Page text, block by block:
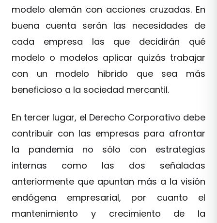
modelo alemán con acciones cruzadas. En
buena cuenta serán las necesidades de
cada empresa las que decidirán qué
modelo o modelos aplicar quizás trabajar
con un modelo hibrido que sea más
beneficioso a la sociedad mercantil.
En tercer lugar, el Derecho Corporativo debe
contribuir con las empresas para afrontar
la pandemia no sólo con estrategias
internas como las dos señaladas
anteriormente que apuntan más a la visión
endógena empresarial, por cuanto el
mantenimiento y crecimiento de la